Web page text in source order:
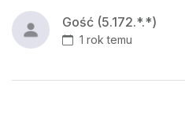
Gość (5.172.*.*)
1 rok temu